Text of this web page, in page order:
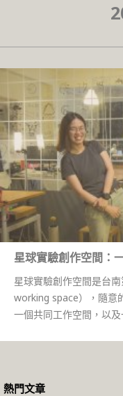
星球實驗創作空間：
星球實驗創作空間是台
working space），隨意
一個共同工作空間，以
熱門文章